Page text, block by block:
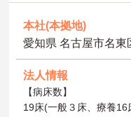
本社(本拠地)
愛知県 名古屋市名東
法人情報
【病床数】
19床(一般３床、療養16